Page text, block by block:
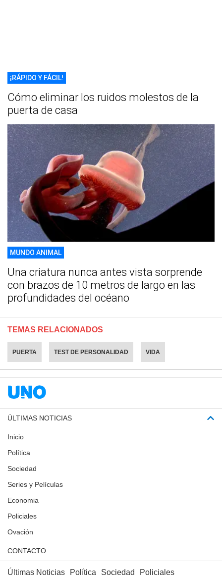
¡RÁPIDO Y FÁCIL!
Cómo eliminar los ruidos molestos de la
puerta de casa
MUNDO ANIMAL
Una criatura nunca antes vista sorprende
con brazos de 10 metros de largo en las
profundidades del océano
TEMAS RELACIONADOS
PUERTA TEST DE PERSONALIDAD VIDA
ÚLTIMAS NOTICIAS
Inicio
Política
Sociedad
Series y Películas
Economia
Policiales
Ovación
CONTACTO
Últimas Noticias Política Sociedad Policiales